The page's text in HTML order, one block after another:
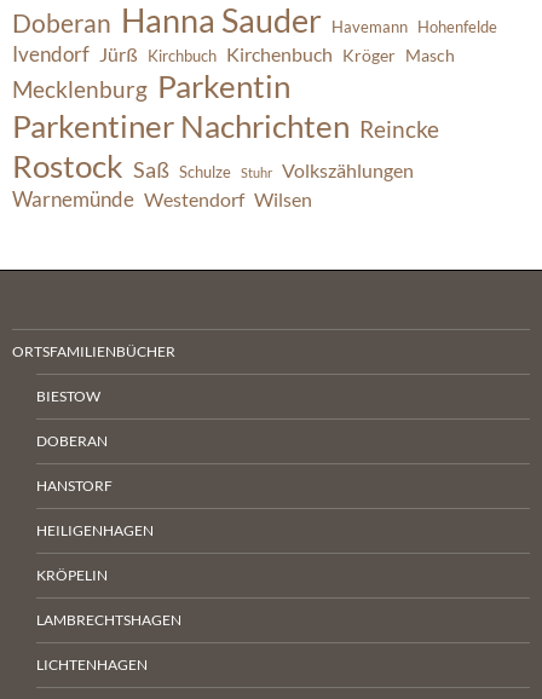
Doberan Hanna Sauder Havemann Hohenfelde
Ivendorf Jürß Kirchbuch Kirchenbuch Kröger Masch
Mecklenburg Parkentin
Parkentiner Nachrichten Reincke
Rostock Saß Schulze Stuhr Volkszählungen
Warnemünde Westendorf Wilsen
ORTSFAMILIENBÜCHER
BIESTOW
DOBERAN
HANSTORF
HEILIGENHAGEN
KRÖPELIN
LAMBRECHTSHAGEN
LICHTENHAGEN